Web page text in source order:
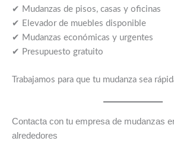
✔ Mudanzas de pisos, casas y oficinas
✔ Elevador de muebles disponible
✔ Mudanzas económicas y urgentes
✔ Presupuesto gratuito
Trabajamos para que tu mudanza sea
Contacta con tu empresa de mudanzas
alrededores